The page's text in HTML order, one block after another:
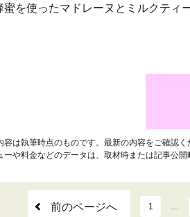
蜜を使ったマドレーヌとミルクティ
は執筆時点のものです。最新の内容をご確認く
や料金などのデータは、取材時または記事公開
前のページへ 1 …